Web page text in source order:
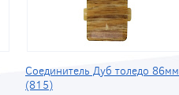
Соединитель Дуб толедо 86мм
(815)